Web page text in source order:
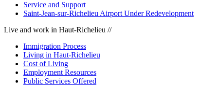
Service and Support
Saint-Jean-sur-Richelieu Airport Under Redevelopment
Live and work in Haut-Richelieu //
Immigration Process
Living in Haut-Richelieu
Cost of Living
Employment Resources
Public Services Offered